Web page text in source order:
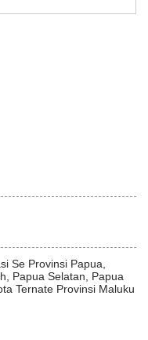
Se Provinsi Papua,
Papua Selatan, Papua
Ternate Provinsi Maluku